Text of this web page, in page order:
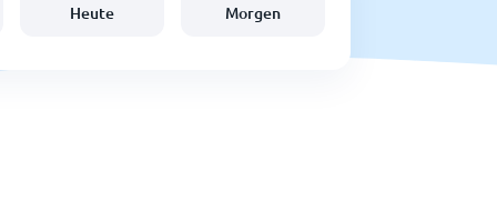
Heute Morgen